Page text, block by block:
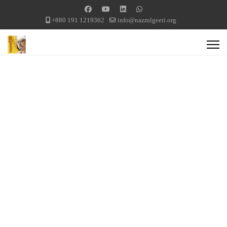
+880 191 1219362 info@nazrulgeeti.org